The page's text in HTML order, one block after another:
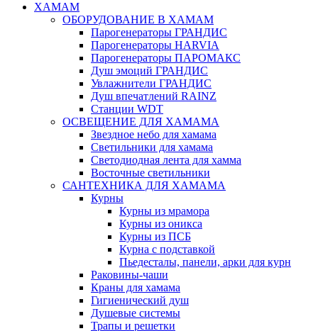
ХАМАМ
ОБОРУДОВАНИЕ В ХАМАМ
Парогенераторы ГРАНДИС
Парогенераторы HARVIA
Парогенераторы ПАРОМАКС
Душ эмоций ГРАНДИС
Увлажнители ГРАНДИС
Душ впечатлений RAINZ
Станции WDT
ОСВЕЩЕНИЕ ДЛЯ ХАМАМА
Звездное небо для хамама
Светильники для хамама
Светодиодная лента для хамма
Восточные светильники
САНТЕХНИКА ДЛЯ ХАМАМА
Курны
Курны из мрамора
Курны из оникса
Курны из ПСБ
Курна с подставкой
Пьедесталы, панели, арки для курн
Раковины-чаши
Краны для хамама
Гигиенический душ
Душевые системы
Трапы и решетки